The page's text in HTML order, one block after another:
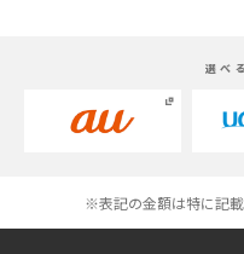
高校生にスマホ制限は必要？所持
スマホのネット通信速度が遅い原
選べ
※表記の金額は特に記載